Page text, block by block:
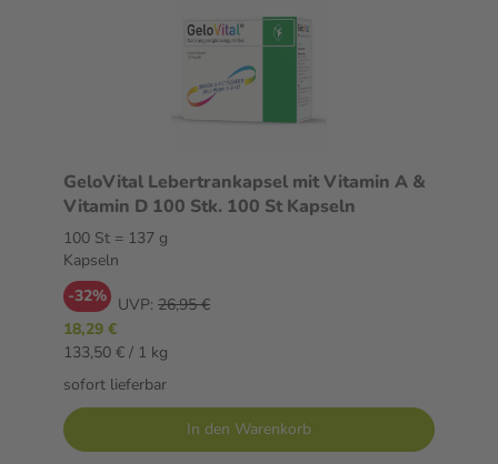
GeloVital Lebertrankapsel mit Vitamin A &
Vitamin D 100 Stk. 100 St Kapseln
100 St = 137 g
Kapseln
-32% UVP: 26,95 €
18,29 €
133,50 € / 1 kg
sofort lieferbar
In den Warenkorb